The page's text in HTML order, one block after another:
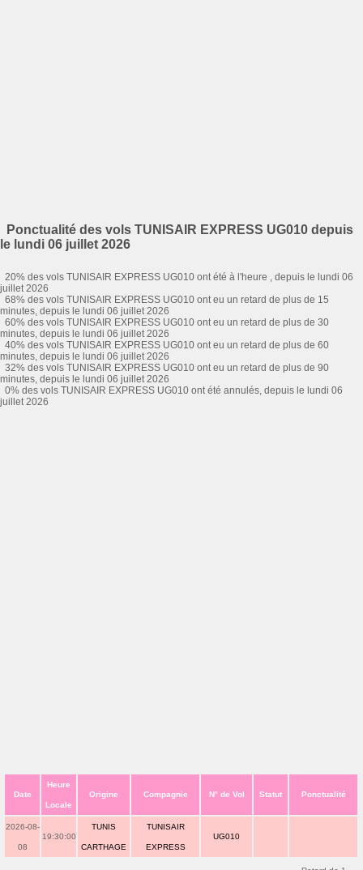
Ponctualité des vols TUNISAIR EXPRESS UG010 depuis
le lundi 06 juillet 2026
20% des vols TUNISAIR EXPRESS UG010 ont été à l'heure , depuis le lundi 06
juillet 2026
68% des vols TUNISAIR EXPRESS UG010 ont eu un retard de plus de 15
minutes, depuis le lundi 06 juillet 2026
60% des vols TUNISAIR EXPRESS UG010 ont eu un retard de plus de 30
minutes, depuis le lundi 06 juillet 2026
40% des vols TUNISAIR EXPRESS UG010 ont eu un retard de plus de 60
minutes, depuis le lundi 06 juillet 2026
32% des vols TUNISAIR EXPRESS UG010 ont eu un retard de plus de 90
minutes, depuis le lundi 06 juillet 2026
0% des vols TUNISAIR EXPRESS UG010 ont été annulés, depuis le lundi 06
juillet 2026
Date
Heure
Locale
Origine Compagnie N° de Vol Statut Ponctualité
2026-08-
08
19:30:00
TUNIS
CARTHAGE
TUNISAIR
EXPRESS
UG010